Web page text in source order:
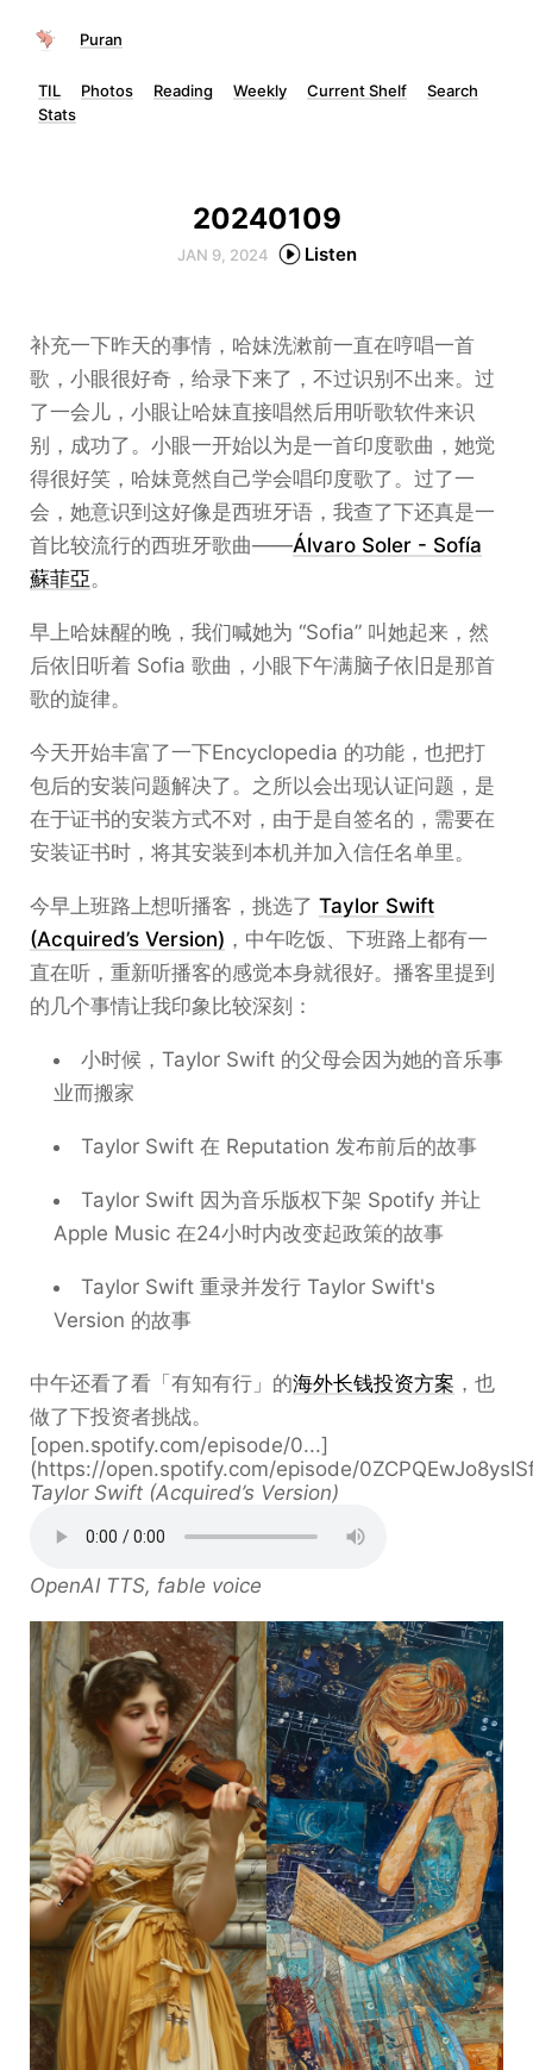
Puran
TIL Photos Reading Weekly Current Shelf
Search
Stats
20240109
JAN 9, 2024 Listen
补充一下昨天的事情，哈妹洗漱前一直在哼唱一首
歌，小眼很好奇，给录下来了，不过识别不出来。过
了一会儿，小眼让哈妹直接唱然后用听歌软件来识
别，成功了。小眼一开始以为是一首印度歌曲，她觉
得很好笑，哈妹竟然自己学会唱印度歌了。过了一
会，她意识到这好像是西班牙语，我查了下还真是一
首比较流行的西班牙歌曲——Álvaro Soler - Sofía
蘇菲亞。
早上哈妹醒的晚，我们喊她为 “Sofia” 叫她起来，然
后依旧听着 Sofia 歌曲，小眼下午满脑子依旧是那首
歌的旋律。
今天开始丰富了一下Encyclopedia 的功能，也把打
包后的安装问题解决了。之所以会出现认证问题，是
在于证书的安装方式不对，由于是自签名的，需要在
安装证书时，将其安装到本机并加入信任名单里。
今早上班路上想听播客，挑选了 Taylor Swift
(Acquired’s Version) ，中午吃饭、下班路上都有一
直在听，重新听播客的感觉本身就很好。播客里提到
的几个事情让我印象比较深刻：
小时候，Taylor Swift 的父母会因为她的音乐事
业而搬家
Taylor Swift 在 Reputation 发布前后的故事
Taylor Swift 因为音乐版权下架 Spotify 并让
Apple Music 在24小时内改变起政策的故事
Taylor Swift 重录并发行 Taylor Swift's
Version 的故事
中午还看了看「有知有行」的海外长钱投资方案 ，也
做了下投资者挑战。
[open.spotify.com/episode/0...]
(https://open.spotify.com/episode/
Taylor Swift (Acquired’s Version)
OpenAI TTS, fable voice